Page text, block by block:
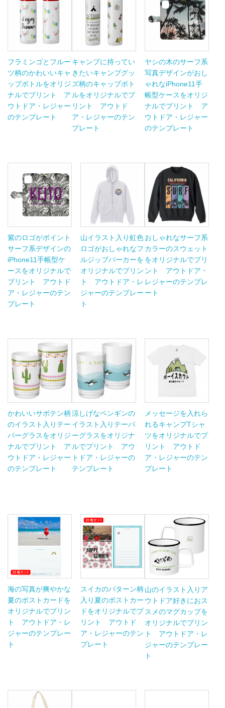
フラミンゴとフルー
ツ柄のかわいいキャ
ップボトルをオリジ
ナルでプリント ア
ウトドア・レジャー
のテンプレート
キャンプに持ってい
きたいキャンプグッ
ズ柄のキャップボト
ルをオリジナルでプ
リント アウトド
ア・レジャーのテン
プレート
ヤシの木のサーフ系
写真デザインがおし
ゃれなiPhone11手
帳型ケースをオリジ
ナルでプリント ア
ウトドア・レジャー
のテンプレート
紫のロゴがポイント
サーフ系デザインの
iPhone11手帳型ケ
ースをオリジナルで
プリント アウトド
ア・レジャーのテン
プレート
山イラスト入り虹色
ロゴがおしゃれなフ
ルジップパーカーを
オリジナルでプリン
ト アウトドア・レ
ジャーのテンプレー
ト
おしゃれなサーフ系
カラーのスウェット
をオリジナルでプリ
ント アウトドア・
レジャーのテンプレ
ート
かわいいサボテン柄
のイラスト入りテー
パーグラスをオリジ
ナルでプリント ア
ウトドア・レジャー
のテンプレート
涼しげなペンギンの
イラスト入りテーパ
ーグラスをオリジナ
ルでプリント アウ
トドア・レジャーの
テンプレート
メッセージを入れら
れるキャンプTシャ
ツをオリジナルでプ
リント アウトド
ア・レジャーのテン
プレート
海の写真が爽やかな
夏のポストカードを
オリジナルでプリン
ト アウトドア・レ
ジャーのテンプレー
ト
スイカのパターン柄
入り夏のポストカー
ドをオリジナルでプ
リント アウトド
ア・レジャーのテン
プレート
山のイラスト入りア
ウトドア好きにおス
スメのマグカップを
オリジナルでプリン
ト アウトドア・レ
ジャーのテンプレー
ト